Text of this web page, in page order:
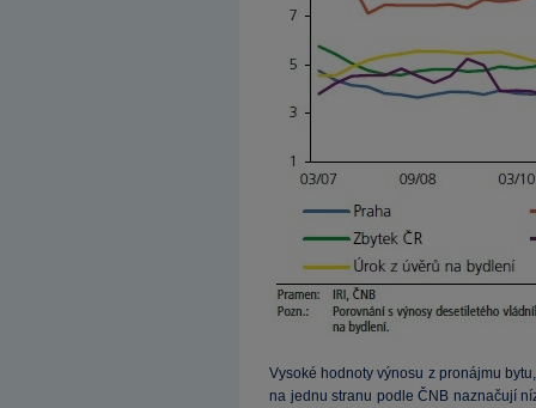
Vysoké hodnoty výnosu z pronájmu
na jednu stranu podle ČNB naznačují